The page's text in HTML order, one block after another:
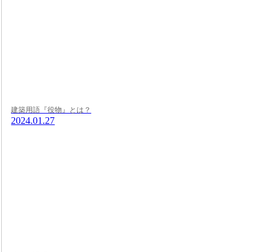
建築用語『役物』とは？
2024.01.27